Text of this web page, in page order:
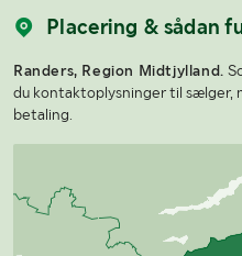
Placering & sådan
Randers, Region Midtjylland.
du kontaktoplysninger til sælger,
betaling.